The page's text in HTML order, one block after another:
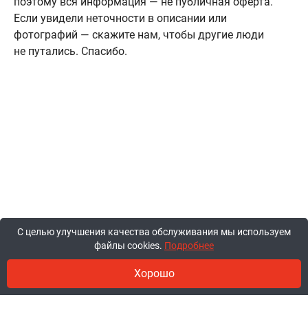
Если увидели неточности в описании или
фотографий — скажите нам, чтобы другие люди
не путались. Спасибо.
С целью улучшения качества обслуживания мы используем
файлы cookies. Подробнее
Хорошо